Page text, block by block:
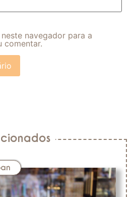
navegador para a
comentar.